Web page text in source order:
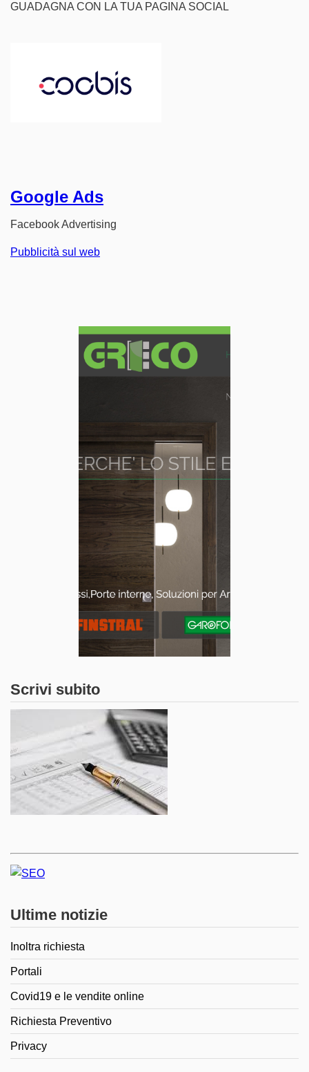
GUADAGNA CON LA TUA PAGINA SOCIAL
Google Ads
Facebook Advertising
Pubblicità sul web
Scrivi subito
Ultime notizie
Inoltra richiesta
Portali
Covid19 e le vendite online
Richiesta Preventivo
Privacy